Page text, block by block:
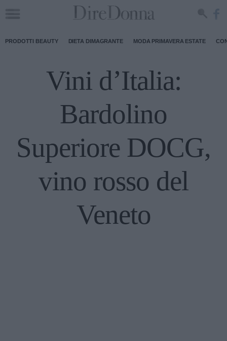
PRODOTTI BEAUTY DIETA DIMAGRANTE MODA PRIMAVERA ESTATE
Vini d’Italia:
Bardolino
Superiore DOCG,
vino rosso del
Veneto